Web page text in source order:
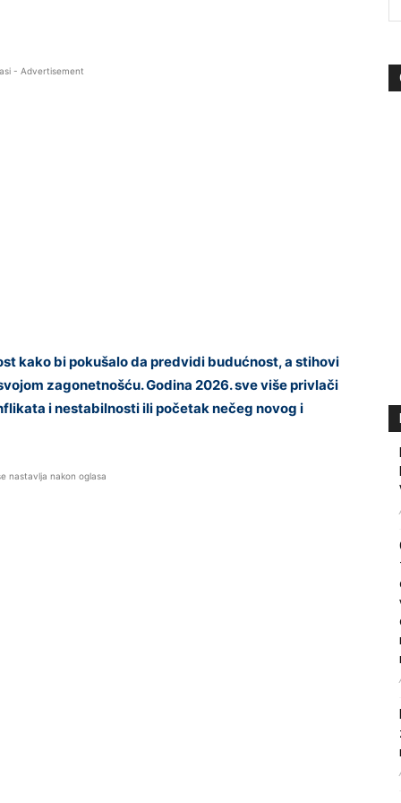
- Advertisement
kako bi pokušalo da predvidi budućnost, a stihovi
zagonetnošću. Godina 2026. sve više privlači
i nestabilnosti ili početak nečeg novog i
nastavlja nakon oglasa